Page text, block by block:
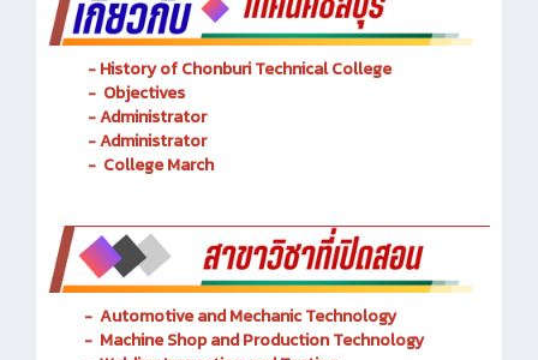
- History of Chonburi Technical College
- Objectives
- Administrator
- Administrator
- College March
- Automotive and MechanicTechnology
- Machine Shop and Production Technology